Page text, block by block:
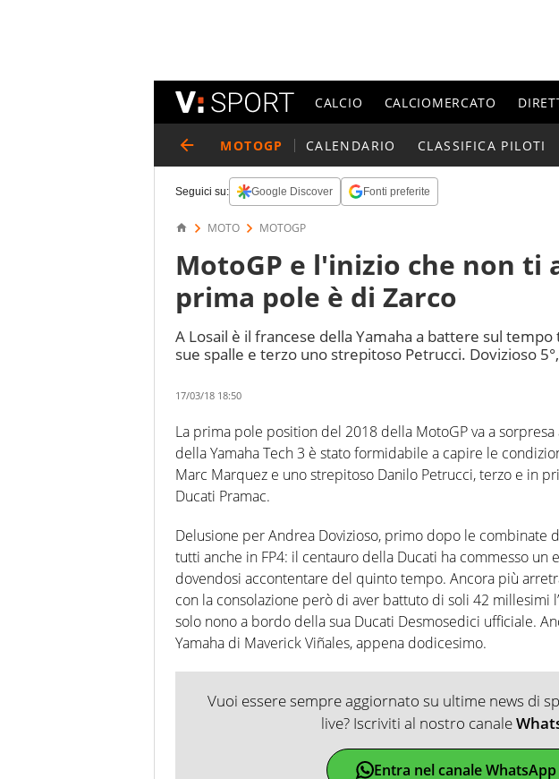
CALCIO CALCIOMERCATO
MOTOGP CALENDARIO CLASSIFICA PILOTI
Seguici su: Google Discover Fonti preferite
MOTO MOTOGP
MotoGP e l'inizio che non ti
prima pole è di Zarco
A Losail è il francese della Yamaha a battere sul
sue spalle e terzo uno strepitoso Petrucci. Dovizioso 5°,
17/03/18 18:50
La prima pole position del 2018 della MotoGP va a sorpresa
della Yamaha Tech 3 è stato formidabile a capire le
Marc Marquez e uno strepitoso Danilo Petrucci, terzo e in
Ducati Pramac.
Delusione per Andrea Dovizioso, primo dopo le combinate
tutti anche in FP4: il centauro della Ducati ha commesso un
dovendosi accontentare del quinto tempo. Ancora più
con la consolazione però di aver battuto di soli 42 millesimi
solo nono a bordo della sua Ducati Desmosedici ufficiale.
Yamaha di Maverick Viñales, appena dodicesimo.
Vuoi essere sempre aggiornato su ultime news di
live? Iscriviti al nostro canale
Entra nel canale WhatsApp